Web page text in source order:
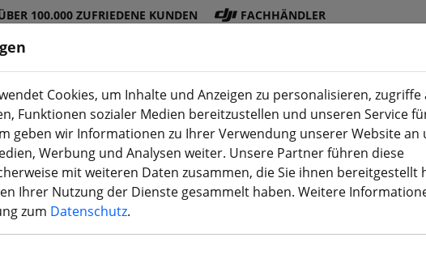
100.000 ZUFRIEDENE KUNDEN FACHHÄNDLER
DJI
Shop
Akku
s
Propelle
r
Zubehö
r
3D
Druck(aktuelle
Deal
Cookies, um Inhalte und Anzeigen zu personalisieren,
Funktionen sozialer Medien bereitzustellen und unseren Service
geben wir Informationen zu Ihrer Verwendung unserer Website an
Werbung und Analysen weiter. Unsere Partner führen diese
mit weiteren Daten zusammen, die Sie ihnen bereitgestellt
Ihrer Nutzung der Dienste gesammelt haben. Weitere
zum Datenschutz.